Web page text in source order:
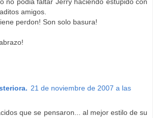
no podia faltar Jerry haciendo estupido con
amigos.
perdon! Son solo basura!
21 de noviembre de 2007 a las
que se pensaron... al mejor estilo de su